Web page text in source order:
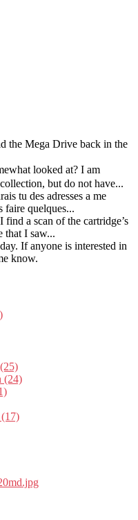
the Mega Drive back in the
looked at? I am
but do not have...
tu des adresses a me
faire quelques...
a scan of the cartridge’s
that I saw...
If anyone is interested in
know.
(24)